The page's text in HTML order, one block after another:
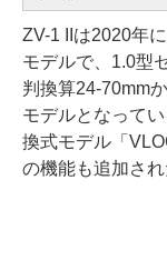
ZV-1 IIは2020年
モデルで、1.0型
判換算24-70mm
モデルとなって
換式モデル「
の機能も追加され